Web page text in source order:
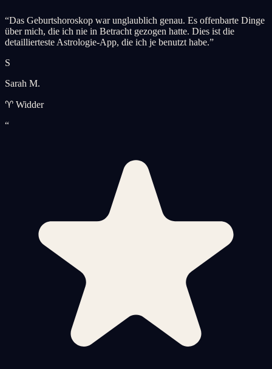
“Das Geburtshoroskop war unglaublich genau. Es offenbarte Dinge
über mich, die ich nie in Betracht gezogen hatte. Dies ist die
detaillierteste Astrologie-App, die ich je benutzt habe.”
S
Sarah M.
♈ Widder
“